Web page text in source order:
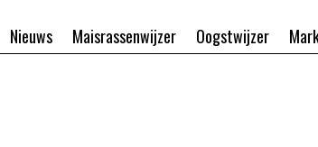
Oogstwijzer
Maisrassenwijzer
Nieuws